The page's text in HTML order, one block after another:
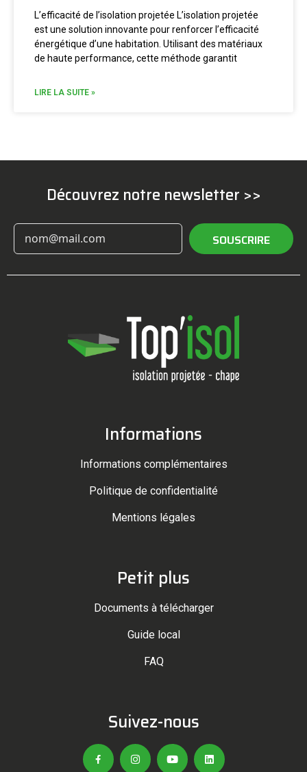
L’efficacité de l’isolation projetée L’isolation projetée
est une solution innovante pour renforcer l’efficacité
énergétique d’une habitation. Utilisant des matériaux
de haute performance, cette méthode garantit
LIRE LA SUITE »
Découvrez notre newsletter >>
SOUSCRIRE
Informations
Informations complémentaires
Politique de confidentialité
Mentions légales
Petit plus
Documents à télécharger
Guide local
FAQ
Suivez-nous